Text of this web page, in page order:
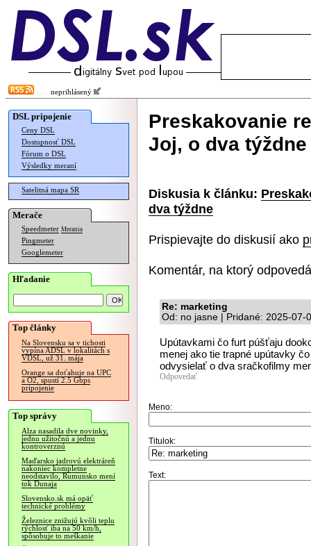
neprihlásený
DSL pripojenie
Ceny DSL
Dostupnosť DSL
Fórum o DSL
Výsledky meraní
Satelitná mapa SR
Merače
Speedmeter Merania
Pingmeter
Googlemeter
Hľadanie
Top články
Na Slovensku sa v tichosti
vypína ADSL v lokalitách s
VDSL, už 31. mája
Orange sa doťahuje na UPC
a O2, spustí 2.5 Gbps
pripojenie
Top správy
Alza nasadila dve novinky,
jednu užitočnú a jednu
kontroverznú
Maďarsko jadrovú elektráreň
nakoniec kompletne
neodstavilo, Rumunsko mení
tok Dunaja
Slovensko.sk má opäť
technické problémy
Železnice znižujú kvôli teplu
rýchlosť iba na 50 km/h,
spôsobuje to meškanie
Preskakovanie
Joj, o dva týždne
Diskusia k článku:
dva týždne
Prispievajte do diskusií ako
Komentár, na ktorý
Re: marketing
Od: no jasne | Pridané: 2025-07-
Upútavkami čo furt púšťaju
menej ako tie trapné upútavky
odvysielať o dva sračkofilmy
Odpovedať
Meno:
Titulok:
Text: